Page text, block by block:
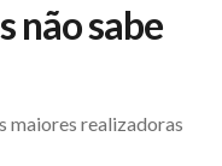
não sabe
maiores realizadoras